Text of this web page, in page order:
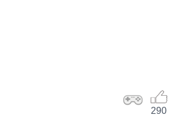
290